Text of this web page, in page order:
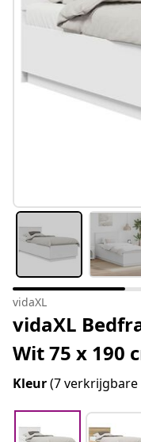
vidaXL
vidaXL
Wit 75 x 190
Kleur(7